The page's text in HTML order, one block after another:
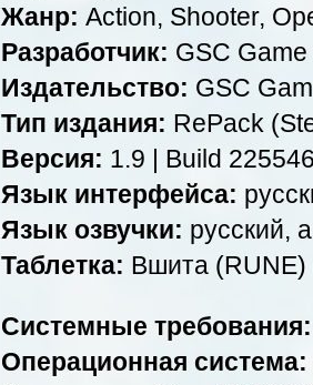
Жанр: Action, Shooter,
Разработчик: GSC
Издательство: GSC
Тип издания: RePack
Версия: 1.9 | Build
Язык интерфейса:
Язык озвучки: русский,
Таблетка: Вшита (RUNE)
Системные требования:
Операционная система: